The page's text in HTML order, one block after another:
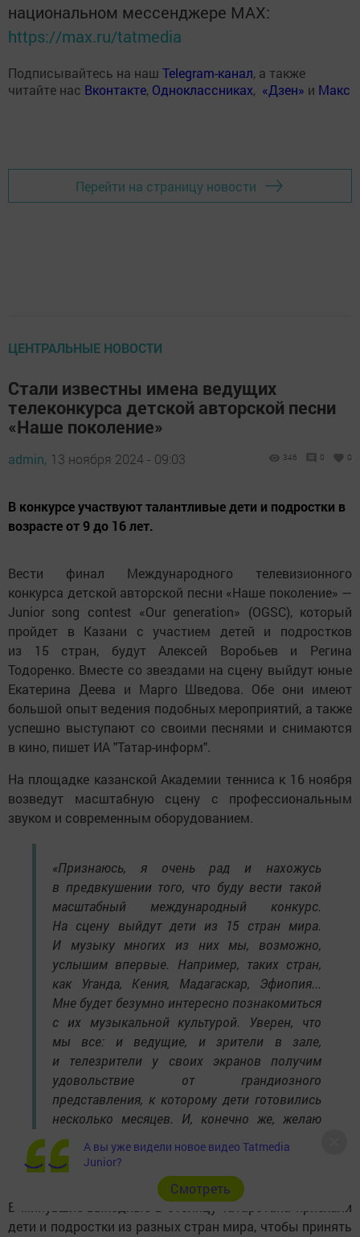
национальном мессенджере MАХ:
https://max.ru/tatmedia
Подписывайтесь на наш Telegram-канал, а также
читайте нас Вконтакте, Одноклассниках, «Дзен» и Макс
Перейти на страницу новости
ЦЕНТРАЛЬНЫЕ НОВОСТИ
Стали известны имена ведущих
телеконкурса детской авторской песни
«Наше поколение»
admin, 13 ноября 2024 - 09:03 346 0 0
В конкурсе участвуют талантливые дети и подростки в
возрасте от 9 до 16 лет.
Вести финал Международного телевизионного
конкурса детской авторской песни «Наше поколение» —
Junior song contest «Our generation» (OGSC), который
пройдет в Казани с участием детей и подростков
из 15 стран, будут Алексей Воробьев и Регина
Тодоренко. Вместе со звездами на сцену выйдут юные
Екатерина Деева и Марго Шведова. Обе они имеют
большой опыт ведения подобных мероприятий, а также
успешно выступают со своими песнями и снимаются
в кино, пишет ИА "Татар-информ".
На площадке казанской Академии тенниса к 16 ноября
возведут масштабную сцену с профессиональным
звуком и современным оборудованием.
«Признаюсь, я очень рад и нахожусь
в предвкушении того, что буду вести такой
масштабный международный конкурс.
На сцену выйдут дети из 15 стран мира.
И музыку многих из них мы, возможно,
услышим впервые. Например, таких стран,
как Уганда, Кения, Мадагаскар, Эфиопия...
Мне будет безумно интересно познакомиться
с их музыкальной культурой. Уверен, что
мы все: и ведущие, и зрители в зале,
и телезрители у своих экранов получим
удовольствие от грандиозного
представления, к которому дети готовились
несколько месяцев. И, конечно же, желаю
удачи участникам!» — заявил Алексей
Воробьев.
В минувшие выходные в столицу Татарстана приехали
дети и подростки из разных стран мира, чтобы принять
А вы уже видели новое видео Tatmedia
Junior?
Cмотреть